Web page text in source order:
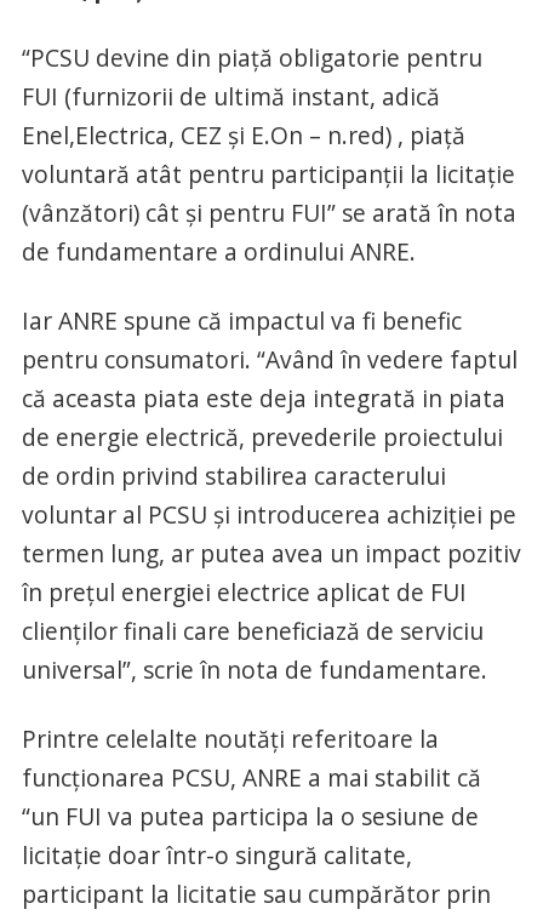
“PCSU devine din piață obligatorie pentru
FUI (furnizorii de ultimă instant, adică
Enel,Electrica, CEZ şi E.On – n.red) , piață
voluntară atât pentru participanții la licitație
(vânzători) cât și pentru FUI” se arată în nota
de fundamentare a ordinului ANRE.
Iar ANRE spune că impactul va fi benefic
pentru consumatori. “Având în vedere faptul
că aceasta piata este deja integrată in piata
de energie electrică, prevederile proiectului
de ordin privind stabilirea caracterului
voluntar al PCSU și introducerea achiziției pe
termen lung, ar putea avea un impact pozitiv
în prețul energiei electrice aplicat de FUI
clienților finali care beneficiază de serviciu
universal”, scrie în nota de fundamentare.
Printre celelalte noutăţi referitoare la
funcţionarea PCSU, ANRE a mai stabilit că
“un FUI va putea participa la o sesiune de
licitație doar într-o singură calitate,
participant la licitatie sau cumpărător prin